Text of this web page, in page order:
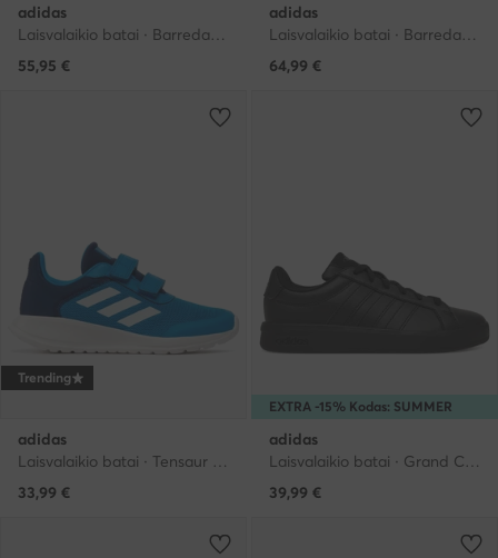
adidas
Laisvalaikio batai · Barreda · Kreminė
55,95 €
adidas
Laisvalaikio batai · Barreda · Ruda
64,99 €
Trending
adidas
33,99 €
EXTRA -15% Kodas: SUMMER
adidas
39,99 €